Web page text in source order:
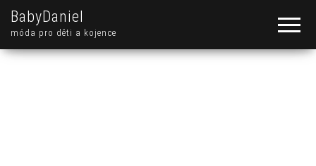
BabyDaniel
móda pro děti a kojence